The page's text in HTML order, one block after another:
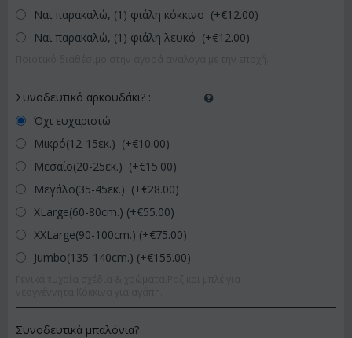
Ναι παρακαλώ, (1) φιάλη κόκκινο (+€12.00)
Ναι παρακαλώ, (1) φιάλη λευκό (+€12.00)
Συνοδευτικό αρκουδάκι? :
Όχι ευχαριστώ
Μικρό(12-15εκ.) (+€10.00)
Μεσαίο(20-25εκ.) (+€15.00)
Μεγάλο(35-45εκ.) (+€28.00)
XLarge(60-80cm.) (+€55.00)
XXLarge(90-100cm.) (+€75.00)
Jumbo(135-140cm.) (+€155.00)
Συνοδευτικά μπαλόνια?